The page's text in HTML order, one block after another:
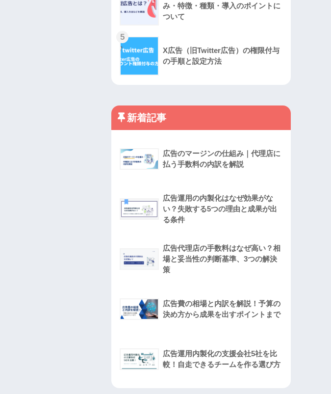
み・特徴・種類・導入のポイントに
ついて
5
X広告（旧Twitter広告）の権限付与
の手順と設定方法
新着記事
広告のマージンの仕組み｜代理店に
払う手数料の内訳を解説
広告運用の内製化はなぜ効果がな
い？失敗する5つの理由と成果が出
る条件
広告代理店の手数料はなぜ高い？相
場と妥当性の判断基準、3つの解決
策
広告費の相場と内訳を解説！予算の
決め方から成果を出すポイントまで
広告運用内製化の支援会社5社を比
較！自走できるチームを作る選び方